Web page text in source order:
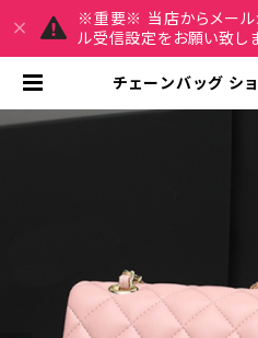
※重要※ 当店からメール
ル受信設定をお願い致し
チェーンバッグ シ
黒 白 バッグ 斜め掛
アル OL 上品 大
40代 K-B0121 |
チャーム ワンピース スカート レディ
ースファッ